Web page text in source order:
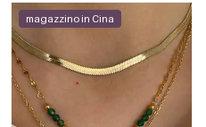
magazzino in Cina